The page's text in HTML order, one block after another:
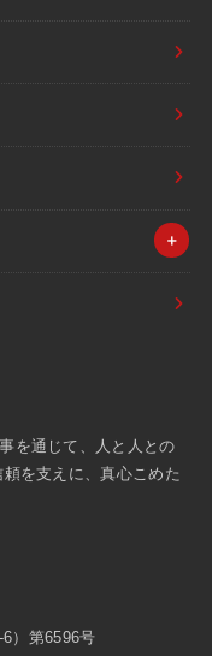
を通じて、人と人との
を支えに、真心こめた
）第6596号